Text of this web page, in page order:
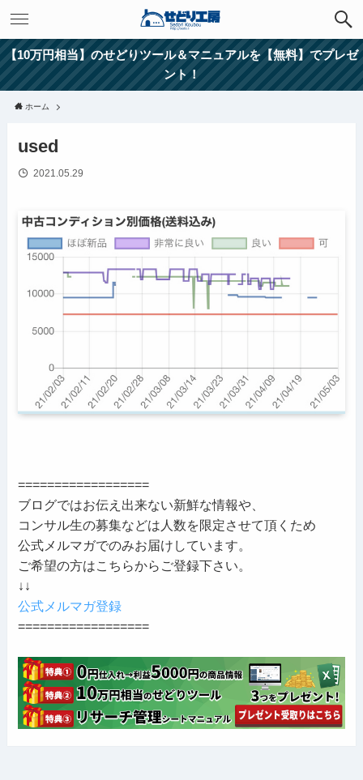
【10万円相当】のせどりツール＆マニュアルを【無料】でプレゼ
ント！
ホーム
used
2021.05.29
==================
ブログではお伝え出来ない新鮮な情報や、
コンサル生の募集などは人数を限定させて頂くため
公式メルマガでのみお届けしています。
ご希望の方はこちらからご登録下さい。
↓↓
公式メルマガ登録
==================